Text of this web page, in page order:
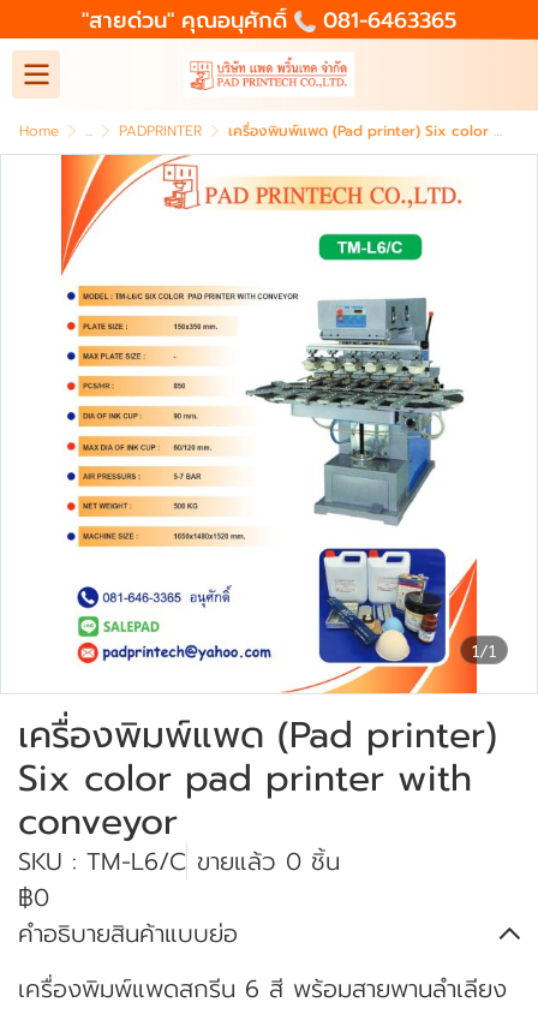
"สายด่วน" คุณอนุศักดิ์ 081-6463365
Home ... PADPRINTER เครื่องพิมพ์แพด (Pad printer) Six color pad printer with conveyor
1/1
เครื่องพิมพ์แพด (Pad printer)
Six color pad printer with
conveyor
SKU : TM-L6/C ขายแล้ว 0 ชิ้น
฿0
คำอธิบายสินค้าแบบย่อ
เครื่องพิมพ์แพดสกรีน 6 สี พร้อมสายพานลำเลียง